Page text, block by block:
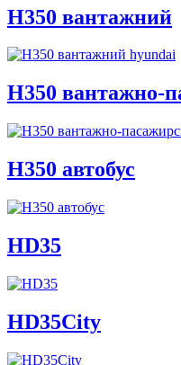
H350 вантажний
H350 вантажно-
H350 автобус
HD35
HD35City